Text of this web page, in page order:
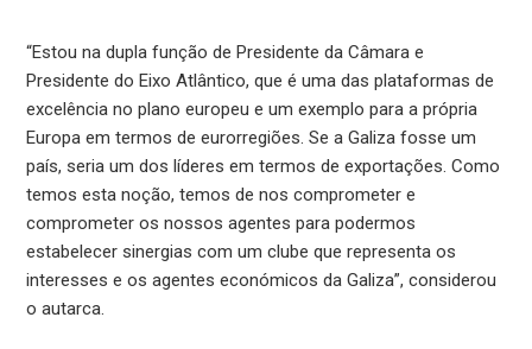
“Estou na dupla função de Presidente da Câmara e
Presidente do Eixo Atlântico, que é uma das plataformas de
excelência no plano europeu e um exemplo para a própria
Europa em termos de eurorregiões. Se a Galiza fosse um
país, seria um dos líderes em termos de exportações. Como
temos esta noção, temos de nos comprometer e
comprometer os nossos agentes para podermos
estabelecer sinergias com um clube que representa os
interesses e os agentes económicos da Galiza”, considerou
o autarca.